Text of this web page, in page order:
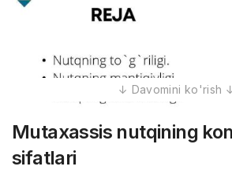
Mutaxassis nutqining
sifatlari